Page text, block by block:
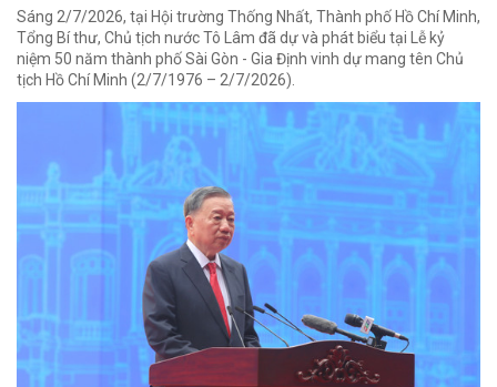
Sáng 2/7/2026, tại Hội trường Thống Nhất, Thành phố Hồ Chí Minh,
Tổng Bí thư, Chủ tịch nước Tô Lâm đã dự và phát biểu tại Lễ kỷ
niệm 50 năm thành phố Sài Gòn - Gia Định vinh dự mang tên Chủ
tịch Hồ Chí Minh (2/7/1976 – 2/7/2026).